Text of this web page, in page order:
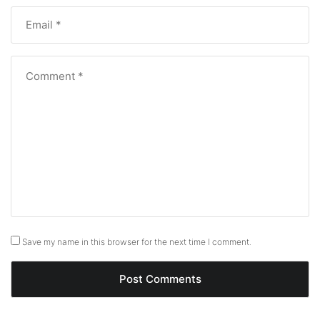
Save my name in this browser for the next time I comment.